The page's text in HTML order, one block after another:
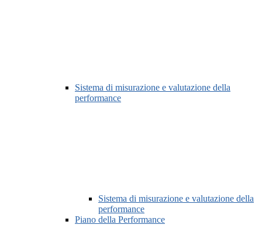
Sistema di misurazione e valutazione della
performance
Sistema di misurazione e valutazione della
performance
Piano della Performance